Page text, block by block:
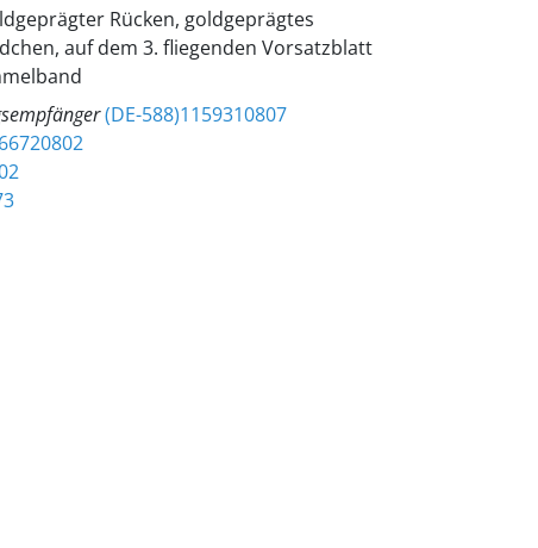
Rücken, goldgeprägtes
auf dem 3. fliegenden Vorsatzblatt
(DE-588)1159310807